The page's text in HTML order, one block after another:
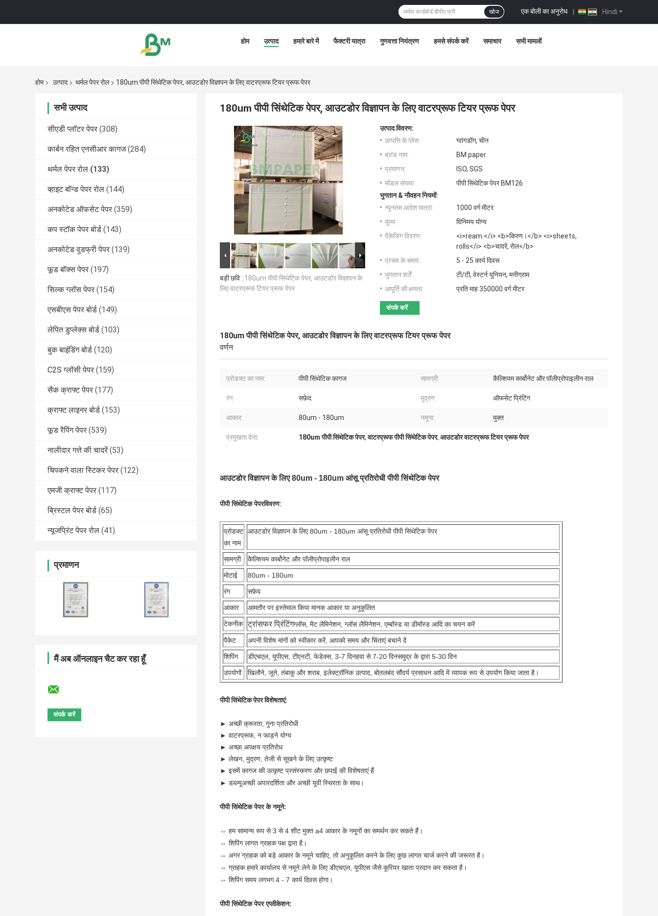
Hindi
एक बोली का अनुरोध |
खोज
होम उत्पाद हमारे बारे में फैक्टरी यात्रा गुणवत्ता नियंत्रण हमसे संपर्क करें समाचार सभी मामलों
होम उत्पाद थर्मल पेपर रोल 180um पीपी सिंथेटिक पेपर, आउटडोर विज्ञापन के लिए वाटरप्रूफ टियर प्रूफ पेपर
सभी उत्पाद
सीएडी प्लॉटर पेपर (308)
कार्बन रहित एनसीआर कागज (284)
थर्मल पेपर रोल (133)
व्हाइट बॉन्ड पेपर रोल (144)
अनकोटेड ऑफसेट पेपर (359)
कप स्टॉक पेपर बोर्ड (143)
अनकोटेड वुडफ्री पेपर (139)
फूड बॉक्स पेपर (197)
सिल्क ग्लॉस पेपर (154)
एसबीएस पेपर बोर्ड (149)
लेपित डुप्लेक्स बोर्ड (103)
बुक बाइंडिंग बोर्ड (120)
C2S ग्लॉसी पेपर (159)
सैक क्राफ्ट पेपर (177)
क्राफ्ट लाइनर बोर्ड (153)
फूड रैपिंग पेपर (539)
नालीदार गत्ते की चादरें (53)
चिपकने वाला स्टिकर पेपर (122)
एमजी क्राफ्ट पेपर (117)
ब्रिस्टल पेपर बोर्ड (65)
न्यूजप्रिंट पेपर रोल (41)
प्रमाणन
मैं अब ऑनलाइन चैट कर रहा हूँ
180um पीपी सिंथेटिक पेपर, आउटडोर विज्ञापन के लिए वाटरप्रूफ टियर प्रूफ पेपर
बड़ी छवि : 180um पीपी सिंथेटिक पेपर, आउटडोर विज्ञापन के
लिए वाटरप्रूफ टियर प्रूफ पेपर
उत्पाद विवरण:
उत्पत्ति के प्लेस:
ग्वांगडोंग, चीन
ब्रांड नाम:
BM paper
प्रमाणन:
ISO, SGS
मॉडल संख्या:
पीपी सिंथेटिक पेपर BM126
भुगतान & नौवहन नियमों:
न्यूनतम आदेश मात्रा:
1000 वर्ग मीटर
मूल्य:
विनिमय योग्य
पैकेजिंग विवरण:
<i>ream.</i> <b>किरण।</b> <i>sheets,
rolls</i> <b>चादरें, रोल</b>
प्रसव के समय:
5 - 25 कार्य दिवस
भुगतान शर्तें:
टी/टी, वेस्टर्न यूनियन, मनीग्राम
आपूर्ति की क्षमता:
प्रति माह 350000 वर्ग मीटर
संपर्क करें
180um पीपी सिंथेटिक पेपर, आउटडोर विज्ञापन के लिए वाटरप्रूफ टियर प्रूफ पेपर
वर्णन
प्रोडक्ट का नाम: पीपी सिंथेटिक कागज सामग्री: कैल्शियम कार्बोनेट और पॉलीप्रोपाइलीन राल
रंग: सफ़ेद मुद्रण: ऑफसेट प्रिंटिंग
आकार: 80um - 180um नमूना: मुक्त
प्रमुखता देना: 180um पीपी सिंथेटिक पेपर,वाटरप्रूफ पीपी सिंथेटिक पेपर, आउटडोर वाटरप्रूफ टियर प्रूफ पेपर
आउटडोर विज्ञापन के लिए 80um - 180um आंसू प्रतिरोधी पीपी सिंथेटिक पेपर
पीपी सिंथेटिक पेपरविवरण:
प्रोडक्ट
का नाम
आउटडोर विज्ञापन के लिए 80um - 180um आंसू प्रतिरोधी पीपी सिंथेटिक पेपर
सामग्री कैल्शियम कार्बोनेट और पॉलीप्रोपाइलीन राल
मोटाई 80um - 180um
रंग सफ़ेद
आकार आमतौर पर इस्तेमाल किया मानक आकार या अनुकूलित
टेकनीक ट्रांसफर प्रिंटिंगग्लॉस, मैट लैमिनेशन, ग्लॉस लैमिनेशन, एम्बॉस्ड या डीमॉस्ड आदि का चयन करें
पैकेट अपनी विशेष मांगों को स्वीकार करें, आपको समय और चिंताएं बचाने दें
शिपिंग डीएचएल, यूपीएस, टीएनटी, फेडेक्स, 3-7 दिनहवा से 7-20 दिनसमुद्र के द्वारा 5-30 दिन
उपयोगों खिलौने, जूते, तंबाकू और शराब, इलेक्ट्रॉनिक उत्पाद, बोतलबंद सौंदर्य प्रसाधन आदि में व्यापक रूप से उपयोग किया जाता है।
पीपी सिंथेटिक पेपर विशेषताएं:
► अच्छी क्रूरता, गुना प्रतिरोधी
► वाटरप्रूफ, न फाड़ने योग्य
► अच्छा अपक्षय प्रतिरोध
► लेखन, मुद्रण, तेजी से सूखने के लिए उत्कृष्ट
► इसमें कागज की उत्कृष्ट प्रसंस्करण और छपाई की विशेषताएं हैं
► डब्ल्यूअच्छी अपारदर्शिता और अच्छी यूवी स्थिरता के साथ।
पीपी सिंथेटिक पेपर के नमूने:
⇔ हम सामान्य रूप से 3 से 4 शीट मुक्त a4 आकार के नमूनों का समर्थन कर सकते हैं।
⇔ शिपिंग लागत ग्राहक पक्ष द्वारा है।
⇔ अगर ग्राहक को बड़े आकार के नमूने चाहिए, तो अनुकूलित करने के लिए कुछ लागत चार्ज करने की जरूरत है।
⇔ ग्राहक हमारे कार्यालय से नमूने लेने के लिए डीएचएल, यूपीएस जैसे कूरियर खाता प्रदान कर सकता है।
⇔ शिपिंग समय लगभग 4 - 7 कार्य दिवस होगा।
पीपी सिंथेटिक पेपर एप्लीकेशन: